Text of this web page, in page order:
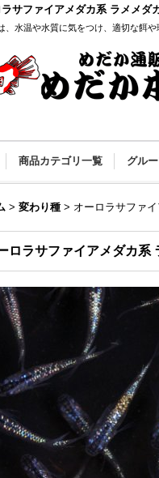
サファイアメダカ系 ラメメダ
、水温や水質に気をつけ、適切な餌
商品カテゴリ一覧 グル
> 変わり種 > オーロラサファ
ロラサファイアメダカ系